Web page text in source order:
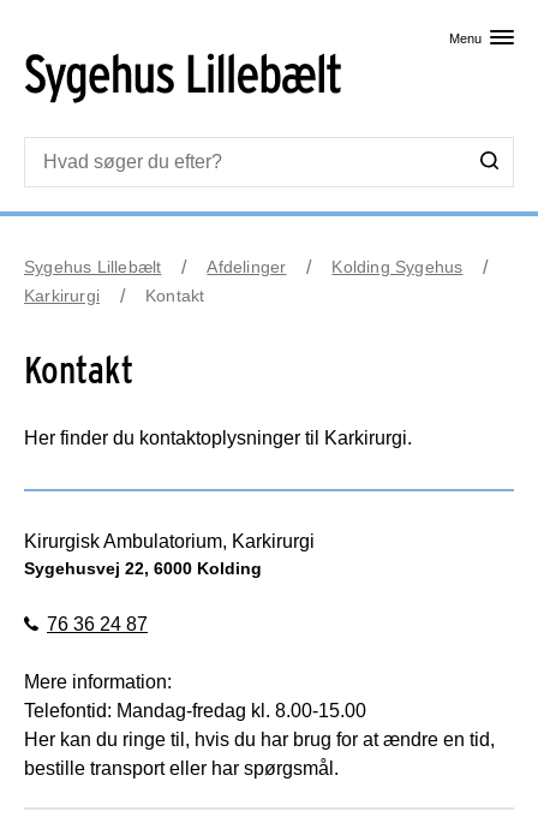
Menu
Sygehus Lillebælt Afdelinger
Kolding Sygehus
Karkirurgi
Kontakt
Kontakt
Her finder du kontaktoplysninger til Karkirurgi.
Kirurgisk Ambulatorium, Karkirurgi
Sygehusvej 22, 6000 Kolding
76 36 24 87
Mere information:
Telefontid: Mandag-fredag kl. 8.00-15.00
Her kan du ringe til, hvis du har brug for at ændre en tid,
bestille transport eller har spørgsmål.